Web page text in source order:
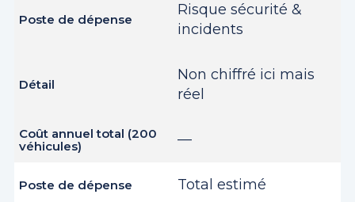
Risque sécurité &
incidents
Non chiffré ici mais
réel
—
Total estimé